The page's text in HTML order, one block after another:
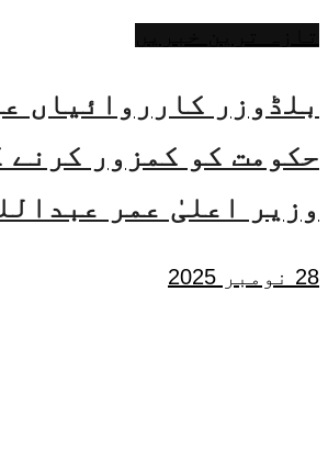
بلڈوزر کارروائیاں
حکومت کو کمزور کرنے
وزیر اعلیٰ عمر
28 نومبر 2025